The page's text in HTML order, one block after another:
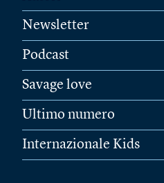
Newsletter
Podcast
Savage love
Ultimo numero
Internazionale Kids